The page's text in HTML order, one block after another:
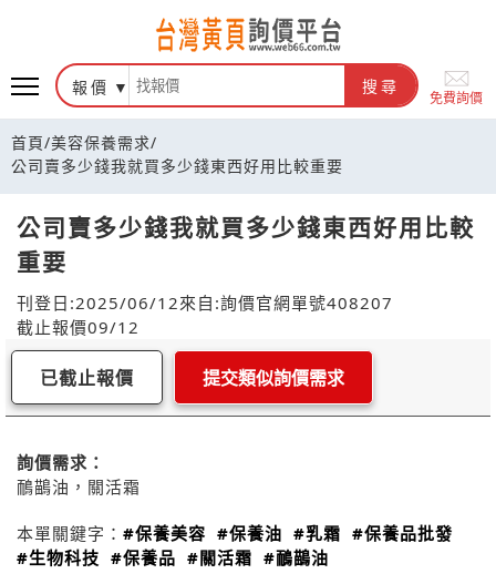
報價 搜尋
免費詢價
首頁/美容保養需求/
公司賣多少錢我就買多少錢東西好用比較重要
公司賣多少錢我就買多少錢東西好用比較
重要
刊登日:2025/06/12來自:詢價官網單號408207
截止報價09/12
已截止報價 提交類似詢價需求
詢價需求：
鴯鶓油，關活霜
本單關鍵字： #保養美容 #保養油 #乳霜 #保養品批發
#生物科技 #保養品 #關活霜 #鴯鶓油